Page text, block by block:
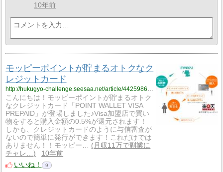
10年前
モッピーポイントが貯まるオトクなク
レジットカード
http://hukugyo-challenge.seesaa.net/article/442598666.html
こんにちは！モッピーポイントが貯まるオトク
なクレジットカード「POINT WALLET VISA
PREPAID」が登場しました♪Visa加盟店で買い
物をすると購入金額の0.5%が還元されます！
しかも、クレジットカードのように与信審査が
ないので簡単に発行ができます！これだけでは
ありません！！モッピー…
月収11万で副業に
チャレ…
10年前
いいね！
9